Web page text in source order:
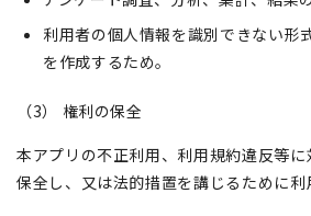
利用者の個人情報を識別できない形
を作成するため。
（3） 権利の保全
本アプリの不正利用、利用規約違反等
保全し、又は法的措置を講じるために利